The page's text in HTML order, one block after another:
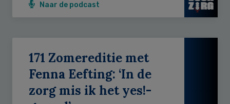
Naar de podcast
171 Zomereditie met
Fenna Eefting: ‘In de
zorg mis ik het yes!-